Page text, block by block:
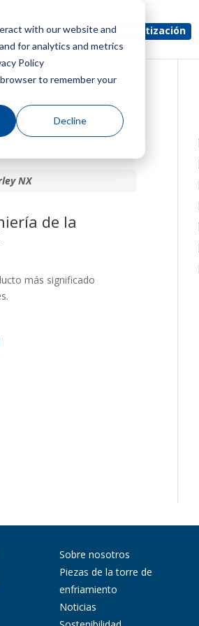
with our website and
for analytics and metrics
Policy
to remember your
Decline
Consigue una cotización
torre de
NX
de la
más significado
Sobre nosotros
Piezas de la torre de
enfriamiento
Noticias